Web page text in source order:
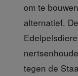
om te
alternatief.
tegen de